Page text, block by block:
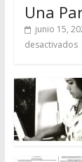
Una
junio 15,
desactivados